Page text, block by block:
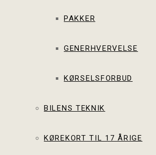
PAKKER
GENERHVERVELSE
KØRSELSFORBUD
BILENS TEKNIK
KØREKORT TIL 17 ÅRIGE